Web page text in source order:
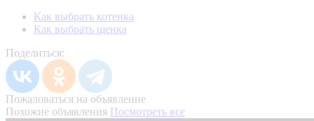
Как выбрать котенка
Как выбрать щенка
Поделиться:
Пожаловаться на объявление
Похожие объявления Посмотреть все